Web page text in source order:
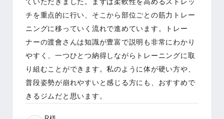
ていただきました。まずは柔軟性を高めるストレッ
チを重点的に行い、そこから部位ごとの筋力トレー
ニングに移っていく流れで進めています。トレー
ナーの渡會さんは知識が豊富で説明も非常にわかり
やすく、一つひとつ納得しながらトレーニングに取
り組むことができます。私のように体が硬い方や、
普段姿勢が崩れやすいと感じる方にも、おすすめで
きるジムだと思います。